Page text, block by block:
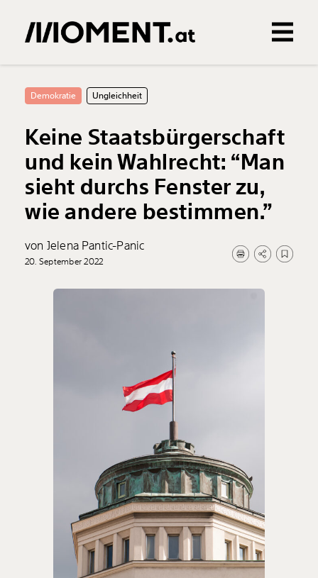
0Treffer
Demokratie Ungleichheit
Keine Staatsbürgerschaft
und kein Wahlrecht: “Man
sieht durchs Fenster zu,
wie andere bestimmen.”
von Jelena Pantic-Panic
20. September 2022